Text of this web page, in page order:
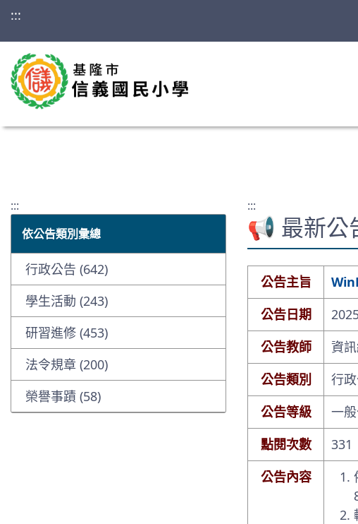
:::
:::
依公告類別彙總
行政公告 (642)
學生活動 (243)
研習進修 (453)
法令規章 (200)
榮譽事蹟 (58)
:::
📢 最新公
公告主旨
公告日期
公告教師
資
公告類別
行
公告等級
一
點閱次數
331
公告內容